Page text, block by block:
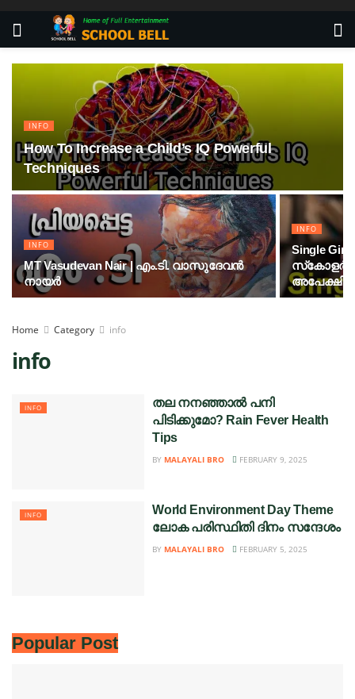
INFO
How To Increase a Child’s IQ Powerful
Techniques
INFO
MT Vasudevan Nair | എം.ടി. വാസുദേവൻ
നായർ
INFO
Single Girl
Home Category info
info
INFO
തല നനഞ്ഞാൽ പനി
പിടിക്കുമോ? Rain Fever Health
Tips
BY MALAYALI BRO FEBRUARY 9, 2025
INFO
World Environment Day Theme
ലോക പരിസ്ഥിതി ദിനം സന്ദേശം
BY MALAYALI BRO FEBRUARY 5, 2025
Popular Post